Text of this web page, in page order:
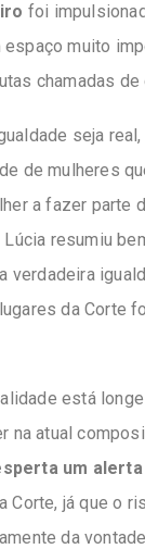
foi
muito
chamadas
seja
de mulheres
a fazer parte
Lúcia resumiu
verdadeira
da Corte
está
na atual
um alerta
Corte, já que o
da